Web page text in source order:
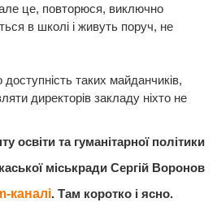
це, повторюся, виключно
в школі і живуть поруч, не
таких майданчиків,
директорів закладу ніхто не
освіти та гуманітарної політики
міськради Сергій Воронов
каналі. Там коротко і ясно.